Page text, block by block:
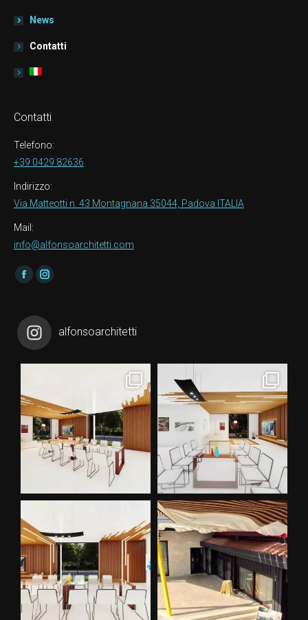
News
Contatti
Contatti
Telefono:
+39 0429 82636
Indirizzo:
Via Matteotti n. 43 Montagnana 35044, Padova ITALIA
Mail:
info@alfonsoarchitetti.com
Find us on:
FacebookInstagram
alfonsoarchitetti